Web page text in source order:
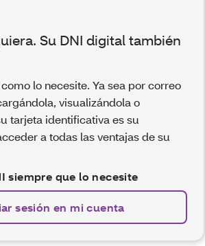
Su DNI digital también
lo necesite. Ya sea por correo
visualizándola o
tarjeta identificativa es su
a todas las ventajas de su
siempre que lo necesite
sesión en mi cuenta